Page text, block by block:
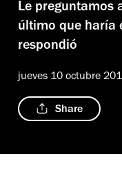
Le preguntamos
último que haría
respondió
jueves 10 octubre
Share